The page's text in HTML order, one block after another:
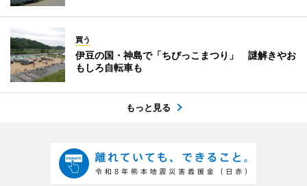
買う
伊豆の国・神島で「ちびっこまつり」 謎解きやお
もしろ自転車も
もっと見る